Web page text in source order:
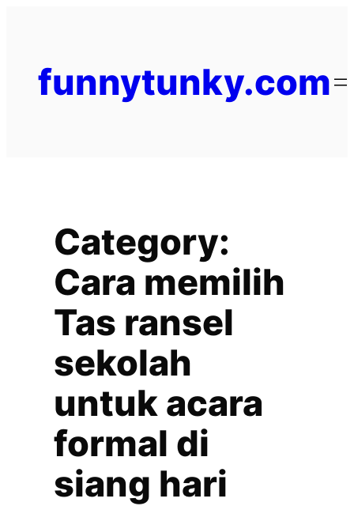
funnytunky.com
Category:
Cara memilih
Tas ransel
sekolah
untuk acara
formal di
siang hari